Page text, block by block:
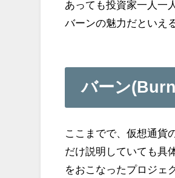
あっても投資家一人一
バーンの魅力だといえ
バーン
ここまでで、仮想通貨
だけ説明していても具
をおこなったプロジェ